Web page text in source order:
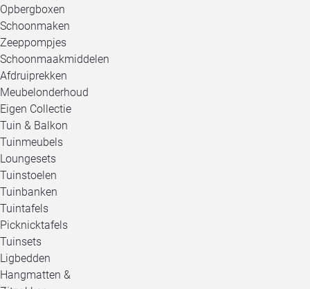
Opbergboxen
Schoonmaken
Zeeppompjes
Schoonmaakmiddelen
Afdruiprekken
Meubelonderhoud
Eigen Collectie
Tuin & Balkon
Tuinmeubels
Loungesets
Tuinstoelen
Tuinbanken
Tuintafels
Picknicktafels
Tuinsets
Ligbedden
Hangmatten &